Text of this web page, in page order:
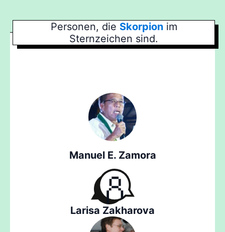
Personen, die Skorpion im
Sternzeichen sind.
Manuel E. Zamora
Larisa Zakharova